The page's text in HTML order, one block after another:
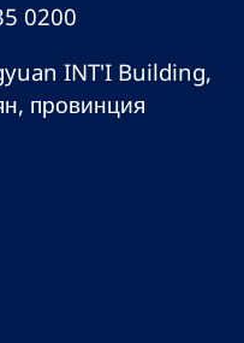
0200
INT'I Building,
провинция